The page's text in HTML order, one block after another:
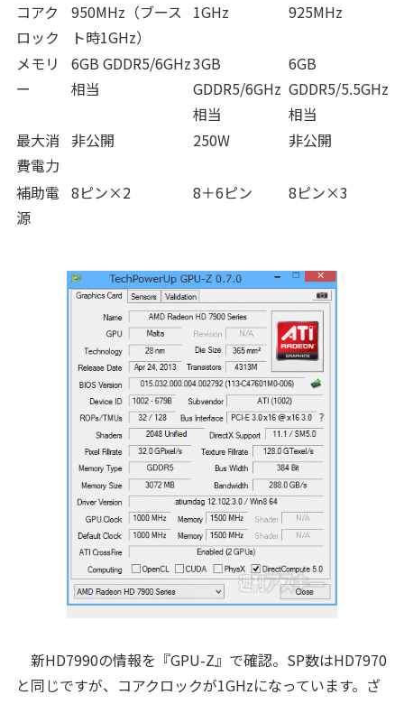
コアク
ロック
950MHz（ブース
ト時1GHz）
1GHz 925MHz
メモリ
ー
6GB GDDR5/6GHz
相当
3GB
GDDR5/6GHz
相当
6GB
GDDR5/5.5GHz
相当
最大消
費電力
非公開 250W 非公開
補助電
源
8ピン×2 8＋6ピン 8ピン×3
新HD7990の情報を『GPU-Z』で確認。SP数はHD7970
と同じですが、コアクロックが1GHzになっています。ざ